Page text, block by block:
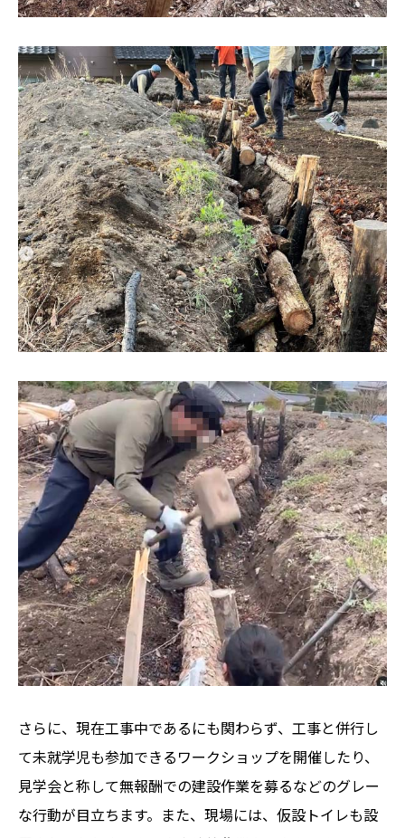
さらに、現在工事中であるにも関わらず、工事と併行し
て未就学児も参加できるワークショップを開催したり、
見学会と称して無報酬での建設作業を募るなどのグレー
な行動が目立ちます。また、現場には、仮設トイレも設